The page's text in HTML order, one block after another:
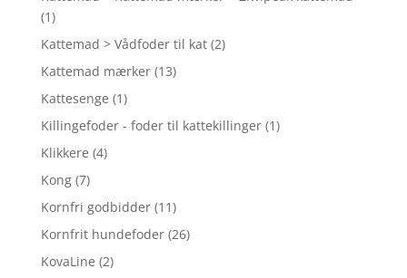
(1)
Kattemad > Vådfoder til kat (2)
Kattemad mærker (13)
Kattesenge (1)
Killingefoder - foder til kattekillinger (1)
Klikkere (4)
Kong (7)
Kornfri godbidder (11)
Kornfrit hundefoder (26)
KovaLine (2)